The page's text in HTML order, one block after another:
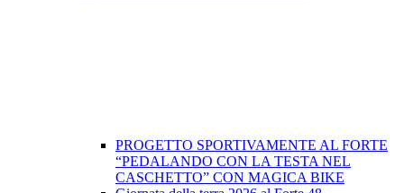
PROGETTO SPORTIVAMENTE AL FORTE
“PEDALANDO CON LA TESTA NEL
CASCHETTO” CON MAGICA BIKE